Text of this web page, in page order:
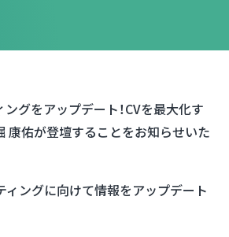
ングをアップデート！CVを最大化す
康佑が登壇することをお知らせいた
ングに向けて情報をアップデート